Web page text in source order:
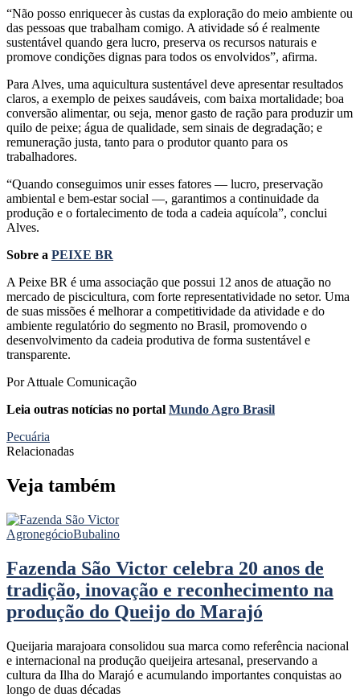
“Não posso enriquecer às custas da exploração do meio ambiente ou
das pessoas que trabalham comigo. A atividade só é realmente
sustentável quando gera lucro, preserva os recursos naturais e
promove condições dignas para todos os envolvidos”, afirma.
Para Alves, uma aquicultura sustentável deve apresentar resultados
claros, a exemplo de peixes saudáveis, com baixa mortalidade; boa
conversão alimentar, ou seja, menor gasto de ração para produzir um
quilo de peixe; água de qualidade, sem sinais de degradação; e
remuneração justa, tanto para o produtor quanto para os
trabalhadores.
“Quando conseguimos unir esses fatores — lucro, preservação
ambiental e bem-estar social —, garantimos a continuidade da
produção e o fortalecimento de toda a cadeia aquícola”, conclui
Alves.
Sobre a PEIXE BR
A Peixe BR é uma associação que possui 12 anos de atuação no
mercado de piscicultura, com forte representatividade no setor. Uma
de suas missões é melhorar a competitividade da atividade e do
ambiente regulatório do segmento no Brasil, promovendo o
desenvolvimento da cadeia produtiva de forma sustentável e
transparente.
Por Attuale Comunicação
Leia outras notícias no portal Mundo Agro Brasil
Pecuária
Relacionadas
Veja também
AgronegócioBubalino
Fazenda São Victor celebra 20 anos de
tradição, inovação e reconhecimento na
produção do Queijo do Marajó
Queijaria marajoara consolidou sua marca como referência nacional
e internacional na produção queijeira artesanal, preservando a
cultura da Ilha do Marajó e acumulando importantes conquistas ao
longo de duas décadas